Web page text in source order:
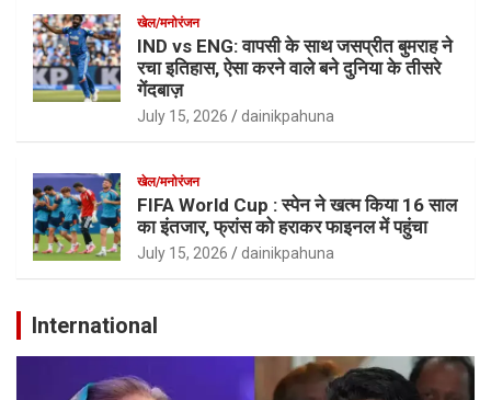
खेल/मनोरंजन
IND vs ENG: वापसी के साथ जसप्रीत बुमराह ने
रचा इतिहास, ऐसा करने वाले बने दुनिया के तीसरे
गेंदबाज़
July 15, 2026 dainikpahuna
खेल/मनोरंजन
FIFA World Cup : स्पेन ने खत्म किया 16 साल
का इंतजार, फ्रांस को हराकर फाइनल में पहुंचा
July 15, 2026 dainikpahuna
International